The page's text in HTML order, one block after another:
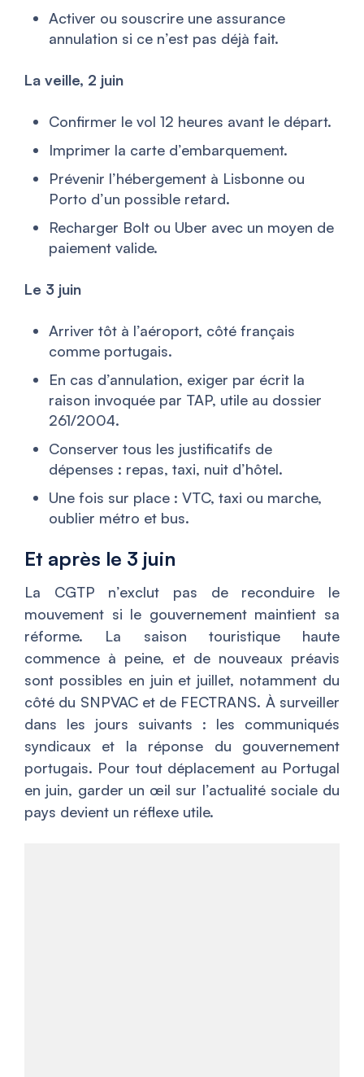
Activer ou souscrire une assurance
annulation si ce n’est pas déjà fait.
La veille, 2 juin
Confirmer le vol 12 heures avant le départ.
Imprimer la carte d’embarquement.
Prévenir l’hébergement à Lisbonne ou
Porto d’un possible retard.
Recharger Bolt ou Uber avec un moyen de
paiement valide.
Le 3 juin
Arriver tôt à l’aéroport, côté français
comme portugais.
En cas d’annulation, exiger par écrit la
raison invoquée par TAP, utile au dossier
261/2004.
Conserver tous les justificatifs de
dépenses : repas, taxi, nuit d’hôtel.
Une fois sur place : VTC, taxi ou marche,
oublier métro et bus.
Et après le 3 juin
La CGTP n’exclut pas de reconduire le
mouvement si le gouvernement maintient sa
réforme. La saison touristique haute
commence à peine, et de nouveaux préavis
sont possibles en juin et juillet, notamment du
côté du SNPVAC et de FECTRANS. À surveiller
dans les jours suivants : les communiqués
syndicaux et la réponse du gouvernement
portugais. Pour tout déplacement au Portugal
en juin, garder un œil sur l’actualité sociale du
pays devient un réflexe utile.